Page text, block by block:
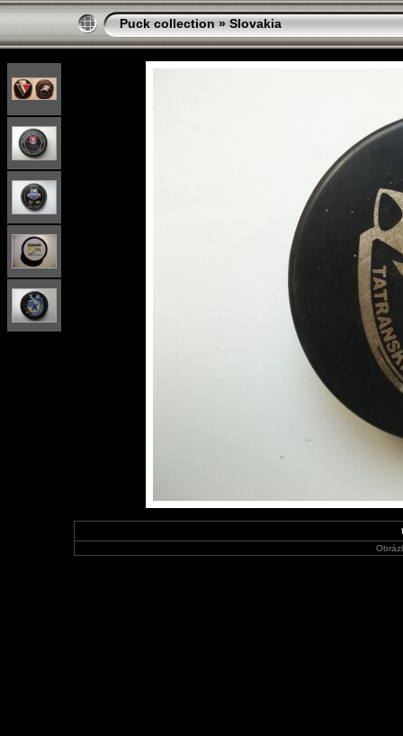
Puck collection » Slovakia